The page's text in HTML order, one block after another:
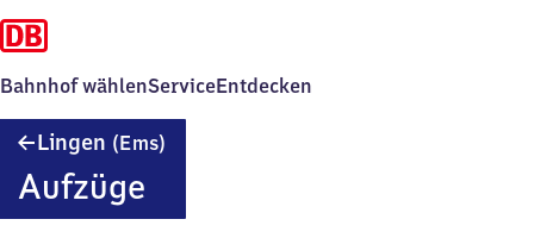
Bahnhof wählenServiceEntdecken
Lingen (Ems)
Aufzüge